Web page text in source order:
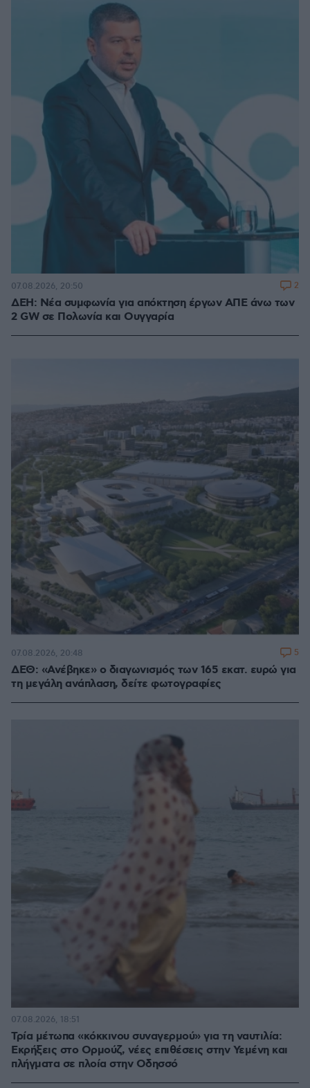
ΔΕΗ: Νέα συμφωνία για απόκτηση έργων ΑΠΕ άνω των
2 GW σε Πολωνία και Ουγγαρία
07.08.2026, 20:50 2
ΔΕΘ: «Ανέβηκε» ο διαγωνισμός των 165 εκατ. ευρώ για
τη μεγάλη ανάπλαση, δείτε φωτογραφίες
07.08.2026, 20:48 5
Τρία μέτωπα «κόκκινου συναγερμού» για τη ναυτιλία:
Εκρήξεις στο Ορμούζ, νέες επιθέσεις στην Υεμένη και
πλήγματα σε πλοία στην Οδησσό
07.08.2026, 18:51